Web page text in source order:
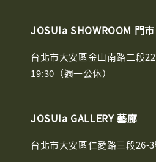
JOSUIa SHOWROOM 門市
台北市大安區金山南路二段
19:30（週一公休）
JOSUIa GALLERY 藝廊
台北市大安區仁愛路三段26-3